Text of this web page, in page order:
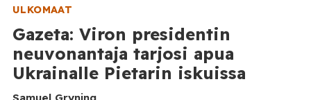
ULKOMAAT
Gazeta: Viron presidentin
neuvonantaja tarjosi apua
Ukrainalle Pietarin iskuissa